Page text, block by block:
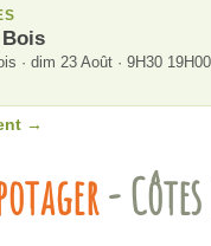
-
· dim 23 Août · 9H30 19H00
→